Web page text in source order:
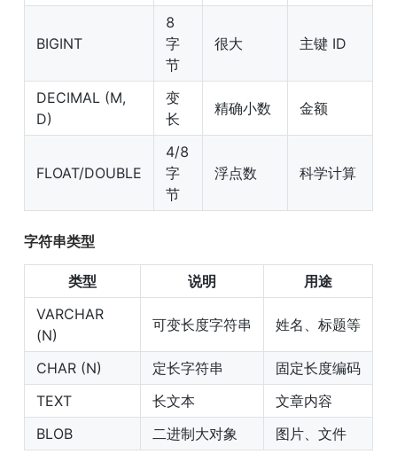
BIGINT
8
字
节
很大 主键 ID
DECIMAL (M,
D)
变
长
精确小数 金额
FLOAT/DOUBLE
4/8
字
节
浮点数 科学计算
字符串类型
类型 说明
用途
VARCHAR
(N)
可变长度字符串 姓名、标题等
CHAR (N) 定长字符串
固定长度编码
TEXT
长文本
文章内容
BLOB
二进制大对象 图片、文件